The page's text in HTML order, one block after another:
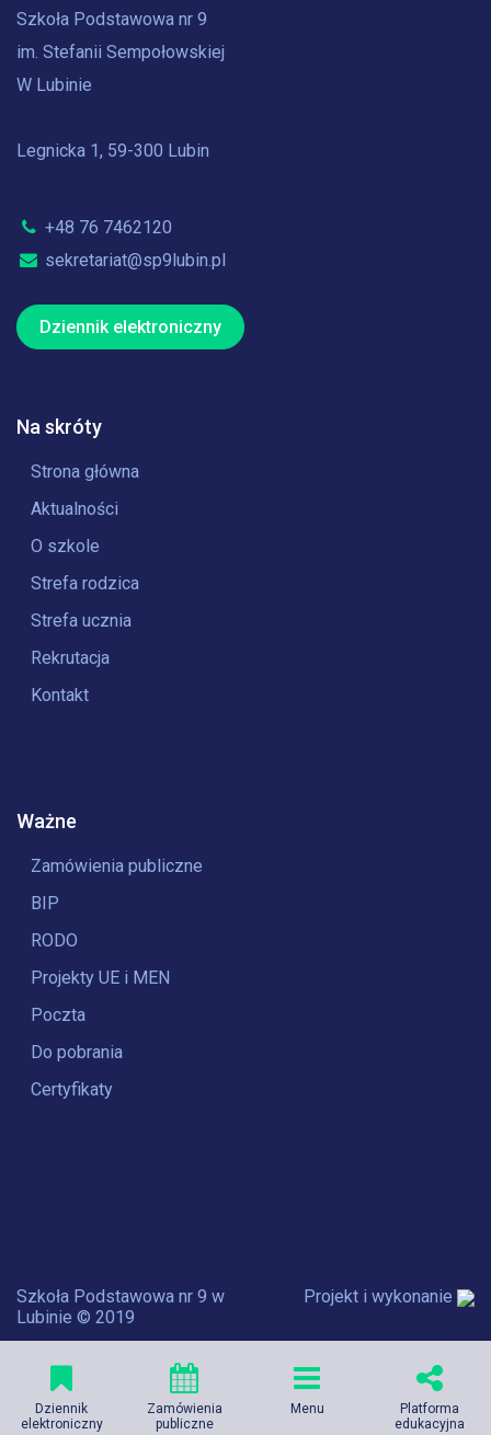
Szkoła Podstawowa nr 9
im. Stefanii Sempołowskiej
W Lubinie
Legnicka 1, 59-300 Lubin
+48 76 7462120
sekretariat@sp9lubin.pl
Dziennik elektroniczny
Na skróty
Strona główna
Aktualności
O szkole
Strefa rodzica
Strefa ucznia
Rekrutacja
Kontakt
Ważne
Zamówienia publiczne
BIP
RODO
Projekty UE i MEN
Poczta
Do pobrania
Certyfikaty
Szkoła Podstawowa nr 9 w
Lubinie © 2019
Projekt i wykonanie
Dziennik
elektroniczny
Zamówienia
publiczne
Menu
Platforma
edukacyjna